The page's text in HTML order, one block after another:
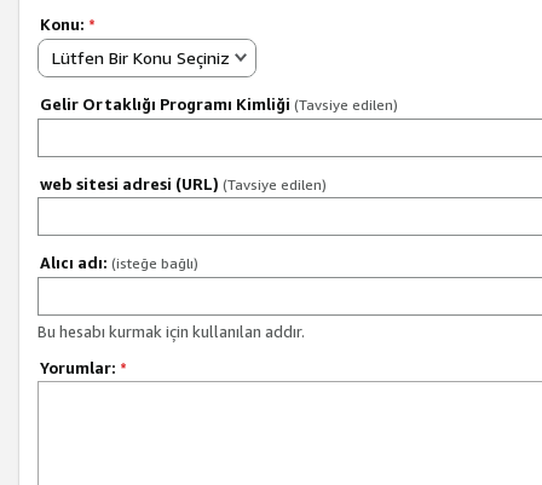
Konu: *
Lütfen Bir Konu Seçiniz
Gelir Ortaklığı Programı Kimliği (Tavsiye edilen)
web sitesi adresi (URL) (Tavsiye edilen)
Alıcı adı: (isteğe bağlı)
Bu hesabı kurmak için kullanılan addır.
Yorumlar: *